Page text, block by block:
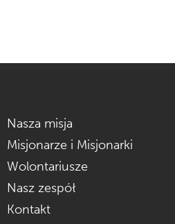
Nasza misja
Misjonarze i Misjonarki
Wolontariusze
Nasz zespół
Kontakt